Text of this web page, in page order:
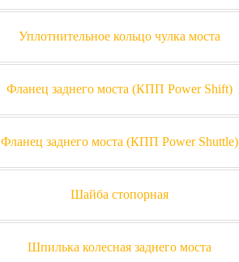
Уплотнительное кольцо чулка моста
Фланец заднего моста (КПП Power Shift)
Фланец заднего моста (КПП Power Shuttle)
Шайба стопорная
Шпилька колесная заднего моста